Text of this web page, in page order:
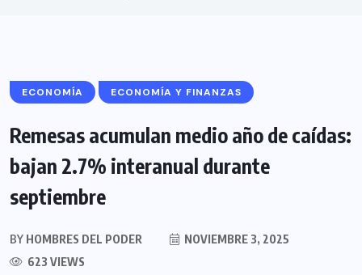
ECONOMÍA ECONOMÍA Y FINANZAS
Remesas acumulan medio año de caídas:
bajan 2.7% interanual durante
septiembre
BY HOMBRES DEL PODER
NOVIEMBRE 3, 2025
623 VIEWS